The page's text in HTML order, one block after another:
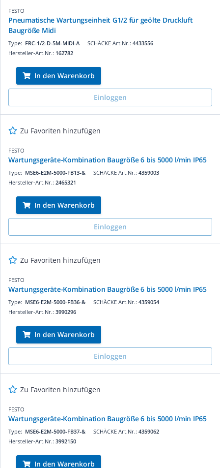
FESTO
Pneumatische Wartungseinheit G1/2 für geölte Druckluft
Baugröße Midi
SCHÄCKE Art.Nr.: 4433556
Type: FRC-1/2-D-5M-MIDI-A
Hersteller-Art.Nr.: 162782
In den Warenkorb
Einloggen
Zu Favoriten hinzufügen
FESTO
Wartungsgeräte-Kombination Baugröße 6 bis 5000 l/min IP65
SCHÄCKE Art.Nr.: 4359003
Type: MSE6-E2M-5000-FB13-&
Hersteller-Art.Nr.: 2465321
In den Warenkorb
Einloggen
Zu Favoriten hinzufügen
FESTO
Wartungsgeräte-Kombination Baugröße 6 bis 5000 l/min IP65
SCHÄCKE Art.Nr.: 4359054
Type: MSE6-E2M-5000-FB36-&
Hersteller-Art.Nr.: 3990296
In den Warenkorb
Einloggen
Zu Favoriten hinzufügen
FESTO
Wartungsgeräte-Kombination Baugröße 6 bis 5000 l/min IP65
SCHÄCKE Art.Nr.: 4359062
Type: MSE6-E2M-5000-FB37-&
Hersteller-Art.Nr.: 3992150
In den Warenkorb